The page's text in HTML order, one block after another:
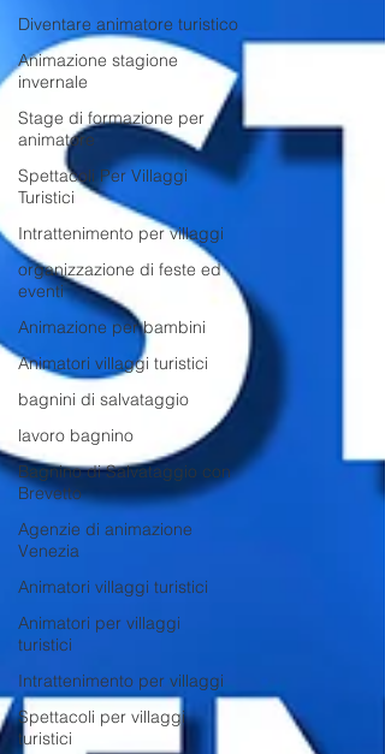
Diventare animatore turistico
Animazione stagione
invernale
Stage di formazione per
animatore
Spettacoli Per Villaggi
Turistici
Intrattenimento per villaggi
organizzazione di feste ed
eventi
Animazione per bambini
Animatori villaggi turistici
bagnini di salvataggio
lavoro bagnino
Bagnino di Salvataggio con
Brevetto
Agenzie di animazione
Venezia
Animatori villaggi turistici
Animatori per villaggi
turistici
Intrattenimento per villaggi
Spettacoli per villaggi
turistici